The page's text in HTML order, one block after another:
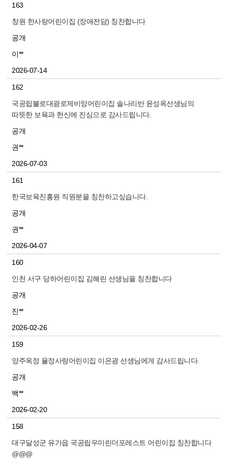
163
창원 한사랑어린이집 (장애전담) 칭찬합니다
공개
이**
2026-07-14
162
국공립불로대광로제비앙어린이집 솔나리반 윤성옥선생님의
따뜻한 보육과 헌신에 진심으로 감사드립니다.
공개
권**
2026-07-03
161
한국보육진흥원 직원분을 칭찬하고싶습니다.
공개
권**
2026-04-07
160
인천 서구 당하어린이집 김혜린 선생님을 칭찬합니다
공개
진**
2026-02-26
159
양주옥정 율정사랑어린이집 이은광 선생님에게 감사드립니다.
공개
백**
2026-02-20
158
대구달성군 유가읍 국공립우미린더포레스트 어린이집 칭찬합니다
@@@